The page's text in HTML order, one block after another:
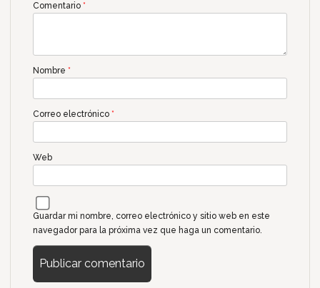
Comentario *
Nombre *
Correo electrónico *
Web
Guardar mi nombre, correo electrónico y sitio web en este
navegador para la próxima vez que haga un comentario.